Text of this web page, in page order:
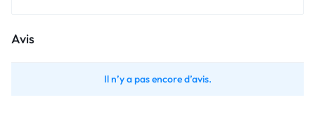
Avis
Il n’y a pas encore d’avis.